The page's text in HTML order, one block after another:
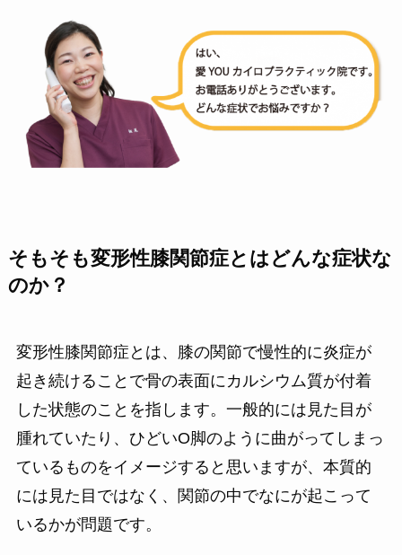
そもそも変形性膝関節症とはどんな症状な
のか？
変形性膝関節症とは、膝の関節で慢性的に炎症が
起き続けることで骨の表面にカルシウム質が付着
した状態のことを指します。一般的には見た目が
腫れていたり、ひどいO脚のように曲がってしまっ
ているものをイメージすると思いますが、本質的
には見た目ではなく、関節の中でなにが起こって
いるかが問題です。